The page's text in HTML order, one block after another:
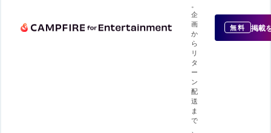
企
画
か
ら
リ
タ
ー
ン
配
送
ま
で
無料 掲載